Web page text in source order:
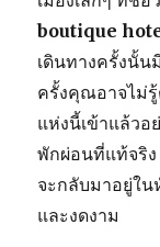
boutique
เดินทางครั้งนั้
ครั้งคุณอาจไม่
แห่งนี้เข้าแล้วอ
พักผ่อนที่แท้จริ
จะกลับมาอยู่ใน
และงดงาม